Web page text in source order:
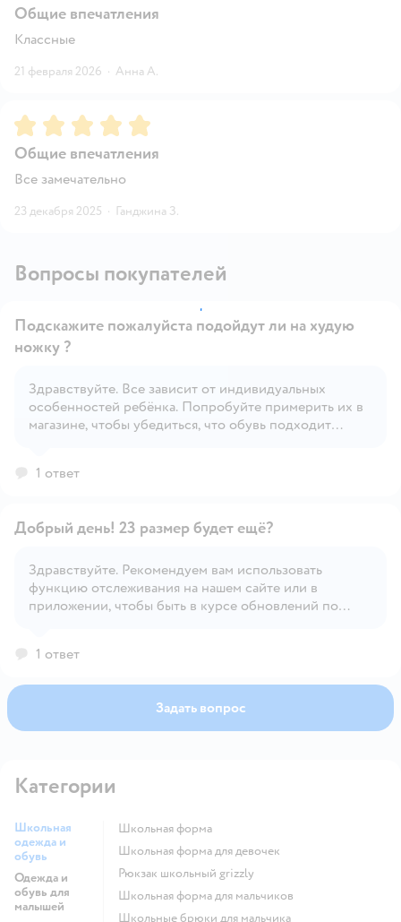
Общие впечатления
Классные
21 февраля 2026 · Анна А.
Рейтинг:5
Общие впечатления
Все замечательно
23 декабря 2025 · Ганджина З.
Вопросы покупателей
Открыть вопрос
Подскажите пожалуйста подойдут ли на худую
ножку ?
Здравствуйте. Все зависит от индивидуальных
особенностей ребёнка. Попробуйте примерить их в
магазине, чтобы убедиться, что обувь подходит
1 ответ
Открыть вопрос
Добрый день! 23 размер будет ещё?
Здравствуйте. Рекомендуем вам использовать
функцию отслеживания на нашем сайте или в
приложении, чтобы быть в курсе обновлений по
1 ответ
Задать вопрос
Категории
Школьная
одежда и
обувь
Одежда и
обувь для
малышей
Школьная форма
Школьная форма для девочек
Рюкзак школьный grizzly
Школьная форма для мальчиков
Школьные брюки для мальчика